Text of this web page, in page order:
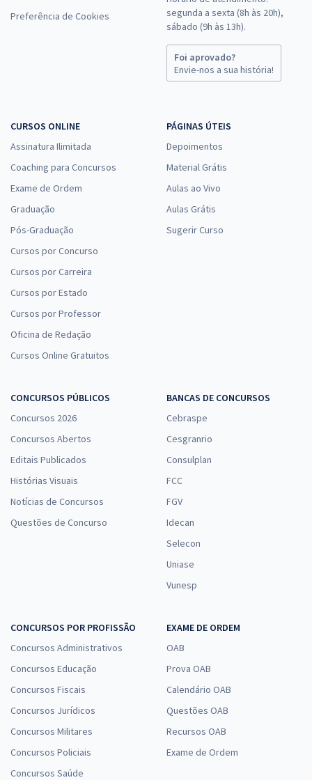
Preferência de Cookies
segunda a sexta (8h às 20h),
sábado (9h às 13h).
Foi aprovado?
Envie-nos a sua história!
CURSOS ONLINE
Assinatura Ilimitada
Coaching para Concursos
Exame de Ordem
Graduação
Pós-Graduação
Cursos por Concurso
Cursos por Carreira
Cursos por Estado
Cursos por Professor
Oficina de Redação
Cursos Online Gratuitos
PÁGINAS ÚTEIS
Depoimentos
Material Grátis
Aulas ao Vivo
Aulas Grátis
Sugerir Curso
CONCURSOS PÚBLICOS
Concursos 2026
Concursos Abertos
Editais Publicados
Histórias Visuais
Notícias de Concursos
Questões de Concurso
BANCAS DE CONCURSOS
Cebraspe
Cesgranrio
Consulplan
FCC
FGV
Idecan
Selecon
Uniase
Vunesp
CONCURSOS POR PROFISSÃO
Concursos Administrativos
Concursos Educação
Concursos Fiscais
Concursos Jurídicos
Concursos Militares
Concursos Policiais
Concursos Saúde
EXAME DE ORDEM
OAB
Prova OAB
Calendário OAB
Questões OAB
Recursos OAB
Exame de Ordem